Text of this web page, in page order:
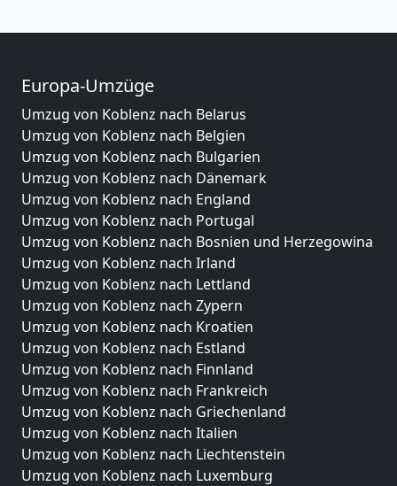
Europa-Umzüge
Umzug von Koblenz nach Belarus
Umzug von Koblenz nach Belgien
Umzug von Koblenz nach Bulgarien
Umzug von Koblenz nach Dänemark
Umzug von Koblenz nach England
Umzug von Koblenz nach Portugal
Umzug von Koblenz nach Bosnien und Herzegowina
Umzug von Koblenz nach Irland
Umzug von Koblenz nach Lettland
Umzug von Koblenz nach Zypern
Umzug von Koblenz nach Kroatien
Umzug von Koblenz nach Estland
Umzug von Koblenz nach Finnland
Umzug von Koblenz nach Frankreich
Umzug von Koblenz nach Griechenland
Umzug von Koblenz nach Italien
Umzug von Koblenz nach Liechtenstein
Umzug von Koblenz nach Luxemburg